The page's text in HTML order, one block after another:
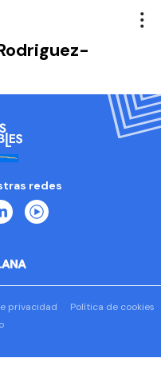
redes
privacidad
Política de cookies